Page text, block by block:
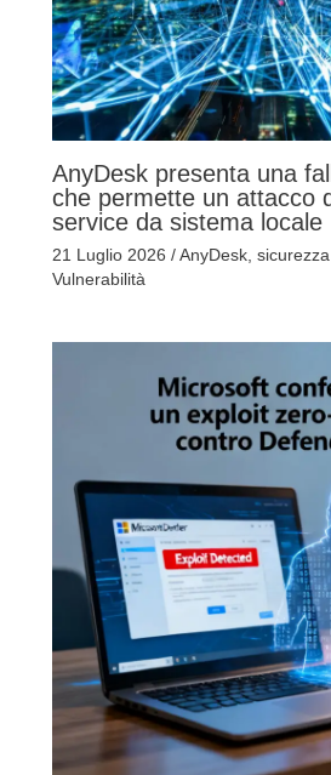
AnyDesk presenta una
che permette un attacco
service da sistema locale
21 Luglio 2026 /AnyDesk,
Vulnerabilità